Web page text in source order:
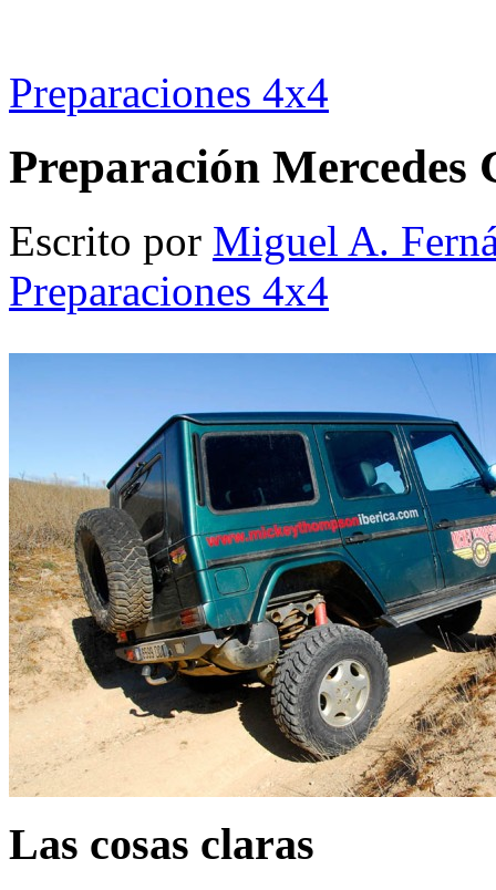
Preparaciones 4x4
Preparación Mercedes
Escrito por Miguel A.
Preparaciones 4x4
Las cosas claras